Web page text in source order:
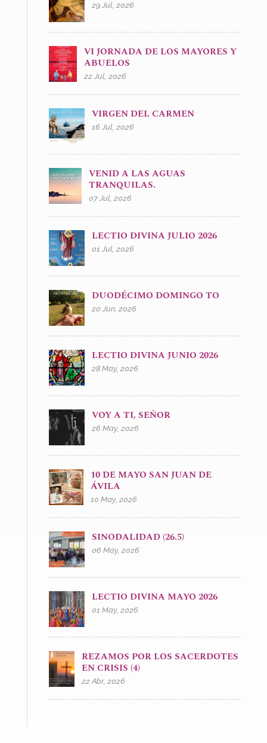
29 Jul, 2026
VI JORNADA DE LOS MAYORES Y
ABUELOS
22 Jul, 2026
VIRGEN DEL CARMEN
16 Jul, 2026
VENID A LAS AGUAS
TRANQUILAS.
07 Jul, 2026
LECTIO DIVINA JULIO 2026
01 Jul, 2026
DUODÉCIMO DOMINGO TO
20 Jun, 2026
LECTIO DIVINA JUNIO 2026
28 May, 2026
VOY A TI, SEÑOR
26 May, 2026
10 DE MAYO SAN JUAN DE
ÁVILA
10 May, 2026
SINODALIDAD (26.5)
06 May, 2026
LECTIO DIVINA MAYO 2026
01 May, 2026
REZAMOS POR LOS SACERDOTES
EN CRISIS (4)
22 Abr, 2026